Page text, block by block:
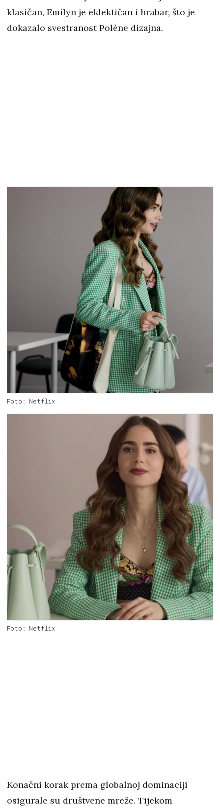
klasičan, Emilyn je eklektičan i hrabar, što je
dokazalo svestranost Polène dizajna.
Foto: Netflix
Foto: Netflix
Konačni korak prema globalnoj dominaciji
osigurale su društvene mreže. Tijekom